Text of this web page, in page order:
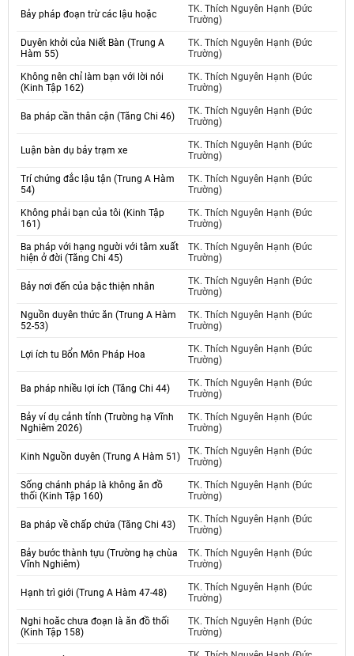
Bảy pháp đoạn trừ các lậu hoặc
TK. Thích Nguyên Hạnh (Đức
Trường)
Duyên khởi của Niết Bàn (Trung A
Hàm 55)
TK. Thích Nguyên Hạnh (Đức
Trường)
Không nên chỉ làm bạn với lời nói
(Kinh Tập 162)
TK. Thích Nguyên Hạnh (Đức
Trường)
Ba pháp cần thân cận (Tăng Chi 46)
TK. Thích Nguyên Hạnh (Đức
Trường)
Luận bàn dụ bảy trạm xe
TK. Thích Nguyên Hạnh (Đức
Trường)
Trí chứng đắc lậu tận (Trung A Hàm
54)
TK. Thích Nguyên Hạnh (Đức
Trường)
Không phải bạn của tôi (Kinh Tập
161)
TK. Thích Nguyên Hạnh (Đức
Trường)
Ba pháp với hạng người với tâm xuất
hiện ở đời (Tăng Chi 45)
TK. Thích Nguyên Hạnh (Đức
Trường)
Bảy nơi đến của bậc thiện nhân
TK. Thích Nguyên Hạnh (Đức
Trường)
Nguồn duyên thức ăn (Trung A Hàm
52-53)
TK. Thích Nguyên Hạnh (Đức
Trường)
Lợi ích tu Bổn Môn Pháp Hoa
TK. Thích Nguyên Hạnh (Đức
Trường)
Ba pháp nhiều lợi ích (Tăng Chi 44)
TK. Thích Nguyên Hạnh (Đức
Trường)
Bảy ví dụ cảnh tỉnh (Trường hạ Vĩnh
Nghiêm 2026)
TK. Thích Nguyên Hạnh (Đức
Trường)
Kinh Nguồn duyên (Trung A Hàm 51)
TK. Thích Nguyên Hạnh (Đức
Trường)
Sống chánh pháp là không ăn đồ
thối (Kinh Tập 160)
TK. Thích Nguyên Hạnh (Đức
Trường)
Ba pháp về chấp chứa (Tăng Chi 43)
TK. Thích Nguyên Hạnh (Đức
Trường)
Bảy bước thành tựu (Trường hạ chùa
Vĩnh Nghiêm)
TK. Thích Nguyên Hạnh (Đức
Trường)
Hạnh trì giới (Trung A Hàm 47-48)
TK. Thích Nguyên Hạnh (Đức
Trường)
Nghi hoăc chưa đoạn là ăn đồ thối
(Kinh Tập 158)
TK. Thích Nguyên Hạnh (Đức
Trường)